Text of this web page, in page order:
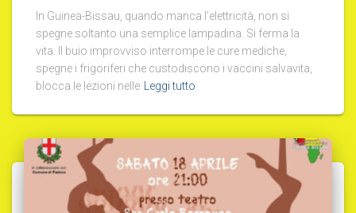
In Guinea-Bissau, quando manca l’elettricità, non si
spegne soltanto una semplice lampadina. Si ferma la
vita. Il buio improvviso interrompe le cure mediche,
spegne i frigoriferi che custodiscono i vaccini salvavita,
blocca le lezioni nelle Leggi tutto